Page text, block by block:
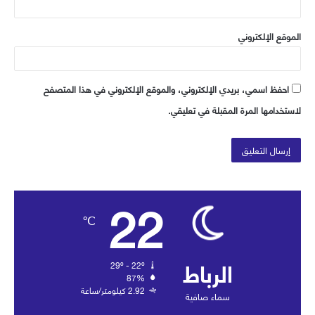
الموقع الإلكتروني
احفظ اسمي، بريدي الإلكتروني، والموقع الإلكتروني في هذا المتصفح
لاستخدامها المرة المقبلة في تعليقي.
الرباط
سماء صافية
22
℃
87%
2.92 كيلومتر/ساعة